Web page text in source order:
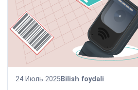
24 Июль 2025Bilish foydali